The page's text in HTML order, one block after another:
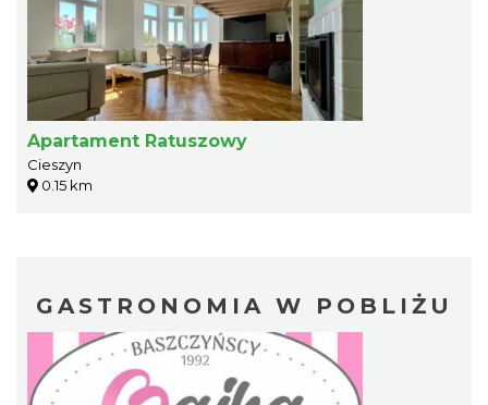
Apartament Ratuszowy
Cieszyn
0.15 km
GASTRONOMIA W POBLIŻU